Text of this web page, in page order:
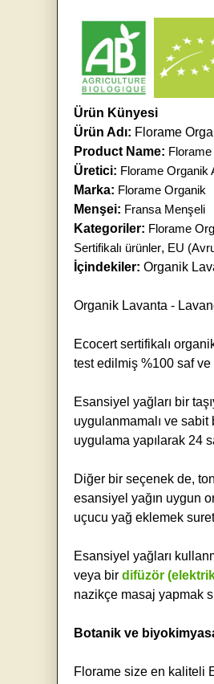
Ürün Künyesi
Ürün Adı: Florame
Product Name:
Üretici: Florame Organik
Marka: Florame Organik
Menşei: Fransa Menşeli
Kategoriler: Florame
Sertifikalı ürünler, EU
İçindekiler: Organik
Organik Lavanta -
Ecocert sertifikalı
test edilmiş %100 saf
Esansiyel yağları bir
uygulanmamalı ve
uygulama yapılarak 24
Diğer bir seçenek de,
esansiyel yağın uygun
uçucu yağ eklemek
Esansiyel yağları
veya bir difüzör
nazikçe masaj yapmak
Botanik ve
Florame size en kaliteli